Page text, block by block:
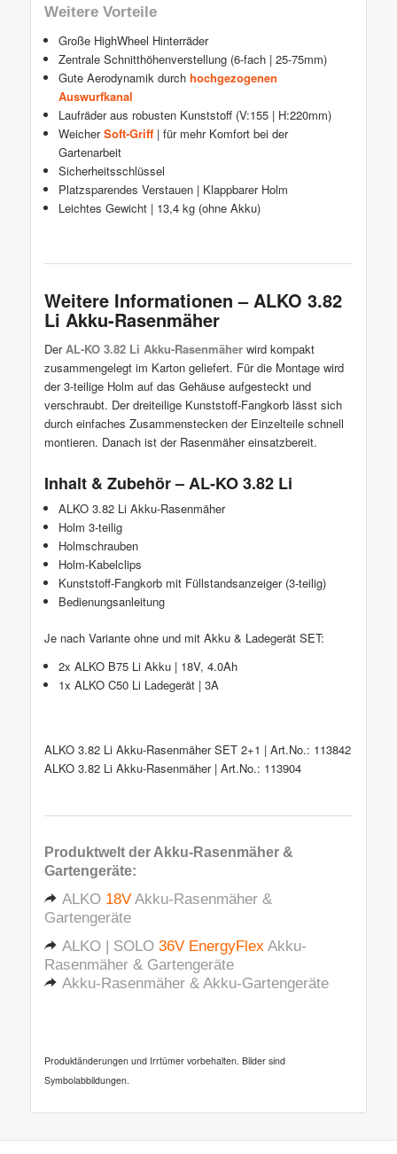
Weitere Vorteile
Große HighWheel Hinterräder
Zentrale Schnitthöhenverstellung (6-fach | 25-75mm)
Gute Aerodynamik durchhochgezogenen
Auswurfkanal
Laufräder aus robusten Kunststoff (V:155 | H:220mm)
WeicherSoft-Griff | für mehr Komfort bei der
Gartenarbeit
Sicherheitsschlüssel
Platzsparendes Verstauen | Klappbarer Holm
Leichtes Gewicht | 13,4 kg (ohne Akku)
Weitere Informationen – ALKO 3.82
Li Akku-Rasenmäher
DerAL-KO 3.82 Li Akku-Rasenmäherwird kompakt
zusammengelegt im Karton geliefert. Für die Montage wird
der 3-teilige Holm auf das Gehäuse aufgesteckt und
verschraubt. Der dreiteilige Kunststoff-Fangkorb lässt sich
durch einfaches Zusammenstecken der Einzelteile schnell
montieren. Danach ist der Rasenmäher einsatzbereit.
Inhalt & Zubehör – AL-KO 3.82 Li
ALKO 3.82 Li Akku-Rasenmäher
Holm 3-teilig
Holmschrauben
Holm-Kabelclips
Kunststoff-Fangkorb mit Füllstandsanzeiger (3-teilig)
Bedienungsanleitung
Je nach Variante ohne und mit Akku & Ladegerät SET:
2x ALKO B75 Li Akku | 18V, 4.0Ah
1x ALKO C50 Li Ladegerät | 3A
ALKO 3.82 Li Akku-Rasenmäher SET 2+1 | Art.No.: 113842
ALKO 3.82 Li Akku-Rasenmäher | Art.No.: 113904
Produktwelt der Akku-Rasenmäher &
Gartengeräte:
ALKO 18VAkku-Rasenmäher &
Gartengeräte
ALKO | SOLO36V EnergyFlex Akku-
Rasenmäher & Gartengeräte
Akku-Rasenmäher & Akku-Gartengeräte
Produktänderungen und Irrtümer vorbehalten. Bilder sind
Symbolabbildungen.